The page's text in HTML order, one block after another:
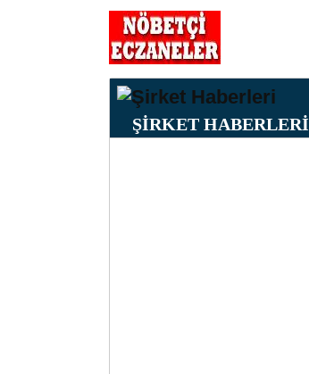
ŞİRKET HABERLERİ